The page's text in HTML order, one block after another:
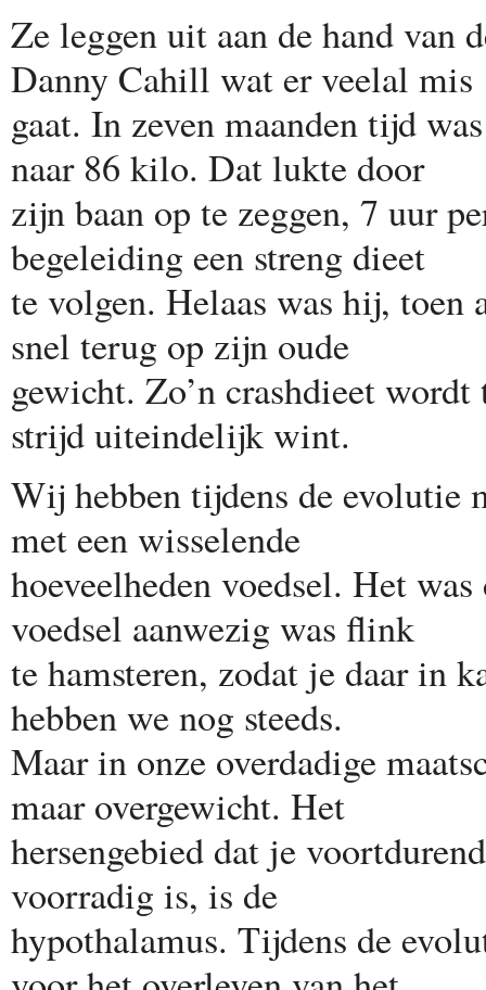
Ze leggen uit aan de hand
Danny Cahill wat er veelal mis
gaat. In zeven maanden tijd
naar 86 kilo. Dat lukte door
zijn baan op te zeggen, 7 uur
begeleiding een streng dieet
te volgen. Helaas was hij, toen
snel terug op zijn oude
gewicht. Zo’n crashdieet
strijd uiteindelijk wint.
Wij hebben tijdens de evolutie
met een wisselende
hoeveelheden voedsel. Het
voedsel aanwezig was flink
te hamsteren, zodat je daar in
hebben we nog steeds.
Maar in onze overdadige
maar overgewicht. Het
hersengebied dat je
voorradig is, is de
hypothalamus. Tijdens de